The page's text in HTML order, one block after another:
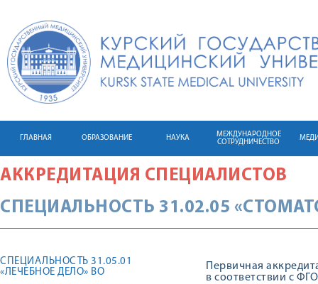
ГЛАВНАЯ ОБРАЗОВАНИЕ НАУКА
МЕЖДУНАРОДНОЕ
СОТРУДНИЧЕСТВО
АККРЕДИТАЦИЯ СПЕЦИАЛИСТОВ
СПЕЦИАЛЬНОСТЬ 31.02.05
СПЕЦИАЛЬНОСТЬ 31.05.01
«ЛЕЧЕБНОЕ ДЕЛО» ВО
Первичная
в соответствии с